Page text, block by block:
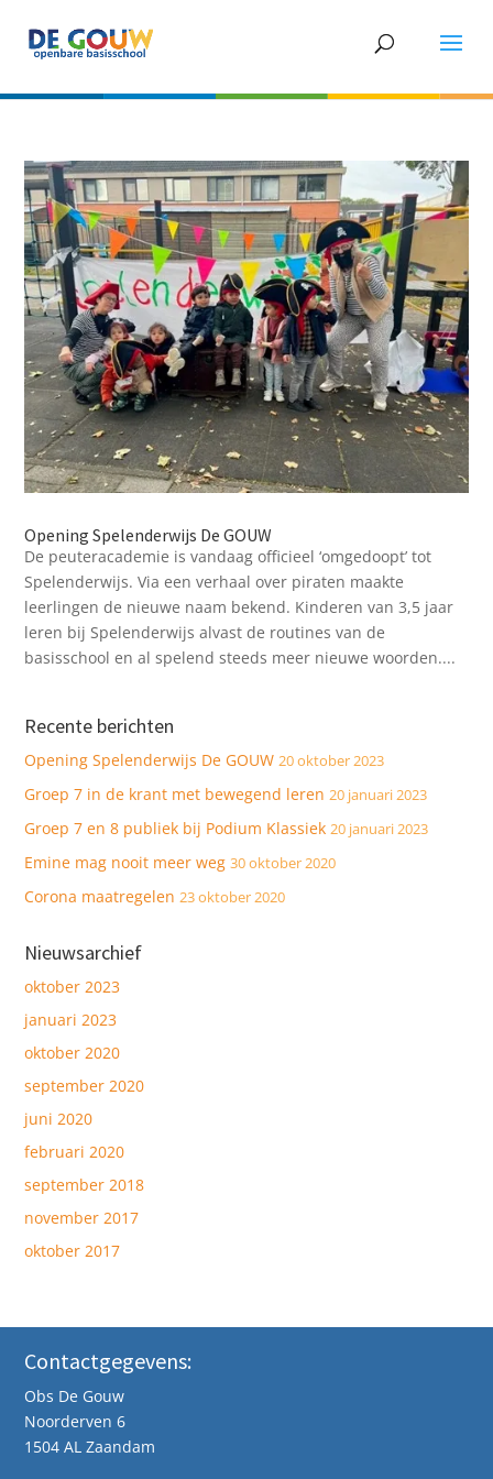
Opening Spelenderwijs De GOUW
De peuteracademie is vandaag officieel ‘omgedoopt’ tot
Spelenderwijs. Via een verhaal over piraten maakte
leerlingen de nieuwe naam bekend. Kinderen van 3,5 jaar
leren bij Spelenderwijs alvast de routines van de
basisschool en al spelend steeds meer nieuwe woorden....
Recente berichten
Opening Spelenderwijs De GOUW 20 oktober 2023
Groep 7 in de krant met bewegend leren 20 januari 2023
Groep 7 en 8 publiek bij Podium Klassiek 20 januari 2023
Emine mag nooit meer weg 30 oktober 2020
Corona maatregelen 23 oktober 2020
Nieuwsarchief
oktober 2023
januari 2023
oktober 2020
september 2020
juni 2020
februari 2020
september 2018
november 2017
oktober 2017
Contactgegevens:
Obs De Gouw
Noorderven 6
1504 AL Zaandam